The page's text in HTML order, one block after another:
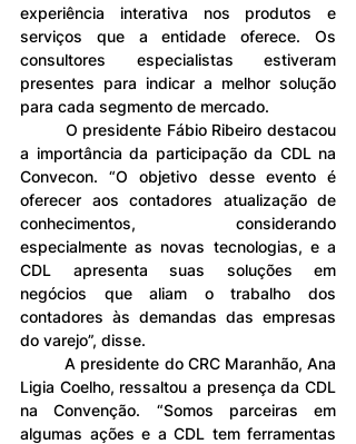
experiência interativa nos produtos e
serviços que a entidade oferece. Os
consultores especialistas estiveram
presentes para indicar a melhor solução
para cada segmento de mercado.
a importância da participação da CDL na
Convecon. “O objetivo desse evento é
oferecer aos contadores atualização de
conhecimentos, considerando
especialmente as novas tecnologias, e a
CDL apresenta suas soluções em
negócios que aliam o trabalho dos
contadores às demandas das empresas
do varejo”, disse.
	A presidente do CRC Maranhão, Ana
Ligia Coelho, ressaltou a presença da CDL
na Convenção. “Somos parceiras em
algumas ações e a CDL tem ferramentas